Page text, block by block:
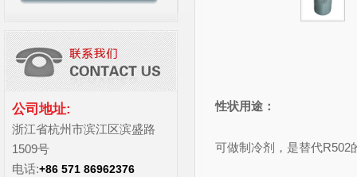
公司地址:
浙江省杭州市滨江区滨盛路
1509号
电话:+86 571 86962376
性状用途：
可做制冷剂，是替代R502